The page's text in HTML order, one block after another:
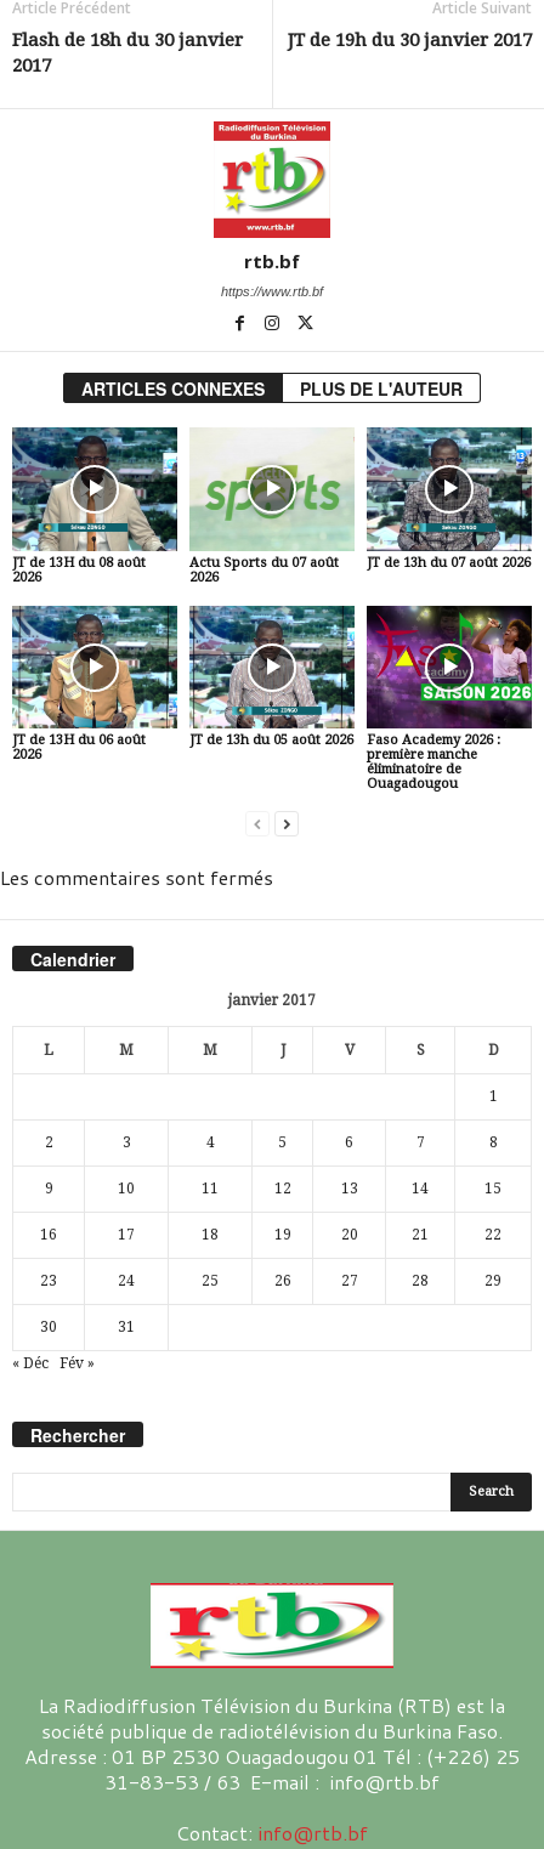
Article Précédent
Flash de 18h du 30 janvier
2017
Article Suivant
JT de 19h du 30 janvier 2017
rtb.bf
https://www.rtb.bf
ARTICLES CONNEXES PLUS DE L'AUTEUR
JT de 13H du 08 août
2026
Actu Sports du 07 août
2026
JT de 13h du 07 août 2026
JT de 13H du 06 août
2026
JT de 13h du 05 août 2026
Faso Academy 2026 :
première manche
éliminatoire de
Ouagadougou
Les commentaires sont fermés
Calendrier
janvier 2017
L M M J V S D
1
2 3 4 5 6 7 8
9 10 11 12 13 14 15
16 17 18 19 20 21 22
23 24 25 26 27 28 29
30 31
« Déc Fév »
Rechercher
La Radiodiffusion Télévision du Burkina (RTB) est la
société publique de radiotélévision du Burkina Faso.
Adresse : 01 BP 2530 Ouagadougou 01 Tél : (+226) 25
31-83-53 / 63 E-mail : info@rtb.bf
Contact: info@rtb.bf